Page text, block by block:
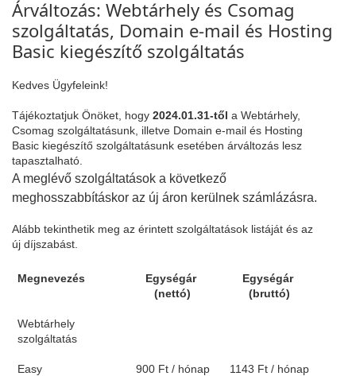
Árváltozás: Webtárhely és Csomag
szolgáltatás, Domain e-mail és Hosting
Basic kiegészítő szolgáltatás
Kedves Ügyfeleink!
Tájékoztatjuk Önöket, hogy 2024.01.31-től a Webtárhely,
Csomag szolgáltatásunk, illetve Domain e-mail és Hosting
Basic kiegészítő szolgáltatásunk esetében árváltozás lesz
tapasztalható.
A meglévő szolgáltatások a következő
meghosszabbításkor az új áron kerülnek számlázásra.
Alább tekinthetik meg az érintett szolgáltatások listáját és az
új díjszabást.
Megnevezés
Egységár
(nettó)
Egységár
(bruttó)
Webtárhely
szolgáltatás
Easy 900 Ft / hónap
1143 Ft / hónap